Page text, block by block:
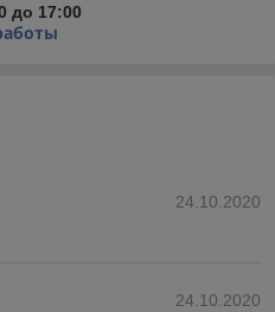
до 17:00
24.10.2020
24.10.2020